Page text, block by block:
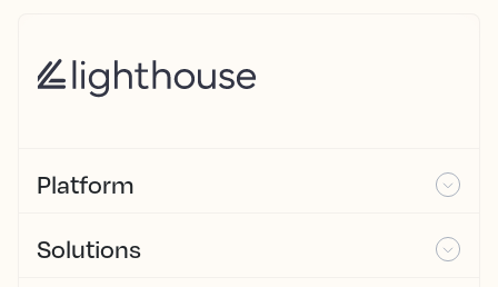
Platform
Solutions